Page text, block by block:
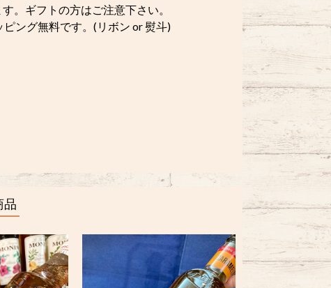
。ギフトの方はご注意下さい。
ング無料です。(リボン or 熨斗)
品